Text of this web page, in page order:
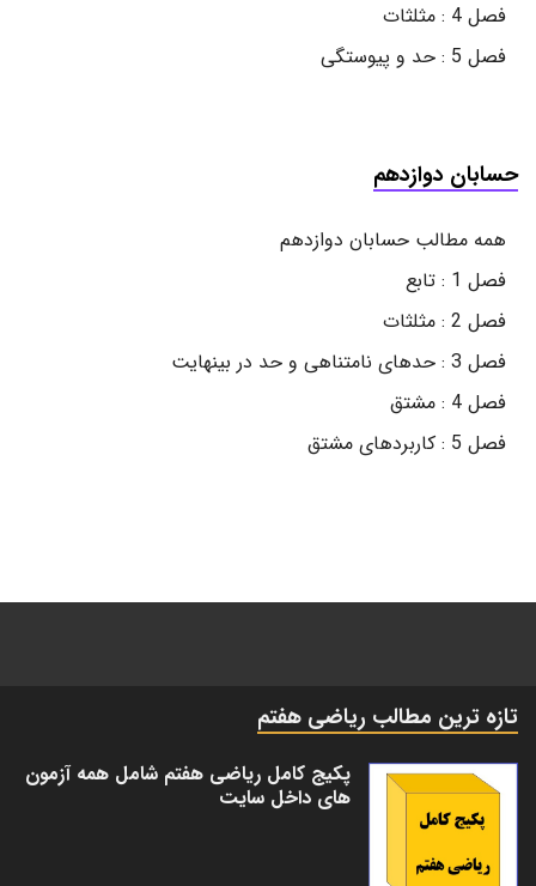
فصل 4 : مثلثات
فصل 5 : حد و پیوستگی
حسابان دوازدهم
همه مطالب حسابان دوازدهم
فصل 1 : تابع
فصل 2 : مثلثات
فصل 3 : حدهای نامتناهی و حد در بینهایت
فصل 4 : مشتق
فصل 5 : کاربردهای مشتق
تازه ترین مطالب ریاضی هفتم
پکیج کامل ریاضی هفتم شامل همه آزمون
های داخل سایت